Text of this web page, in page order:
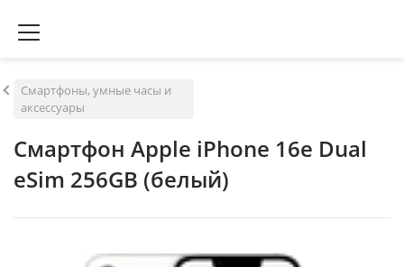
Смартфоны, умные часы и
аксессуары
Смартфон Apple iPhone 16e Dual
eSim 256GB (белый)